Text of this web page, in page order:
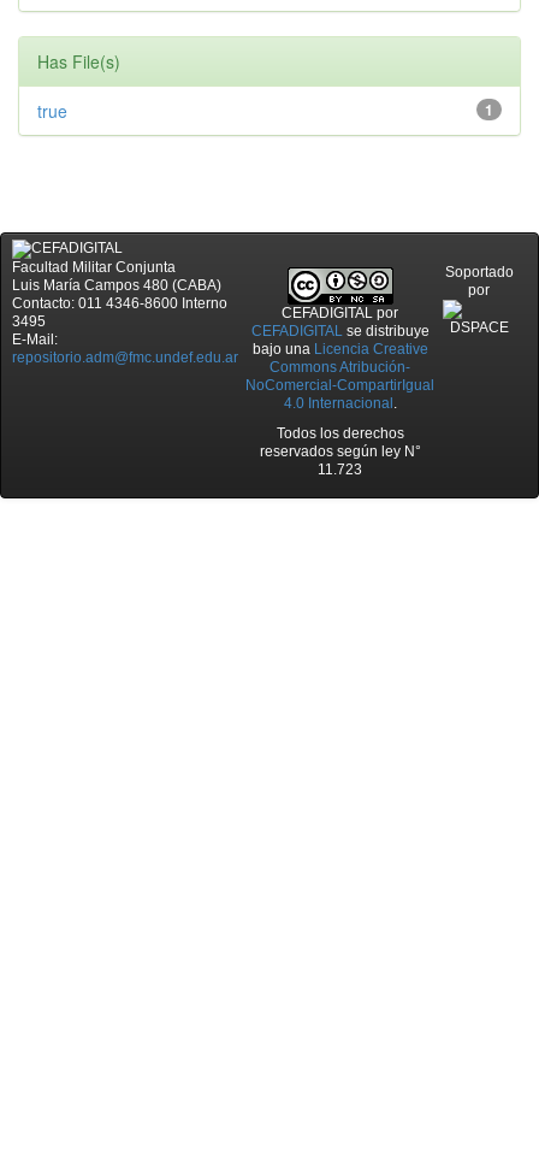
Has File(s)
1
true
Facultad Militar Conjunta
Luis María Campos 480 (CABA)
Contacto: 011 4346-8600 Interno
3495
E-Mail:
repositorio.adm@fmc.undef.edu.ar
CEFADIGITAL por
CEFADIGITALse distribuye
bajo una Licencia Creative
Commons Atribución-
NoComercial-CompartirIgual
4.0 Internacional .
Todos los derechos
reservados según ley N°
11.723
Soportado
por